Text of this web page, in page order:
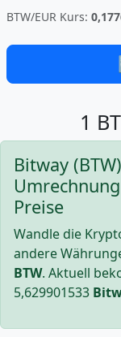
BTW/EUR Kurs:
1
Bitway
Preise
Wandle die
andere
BTW. Aktuell
5,629901533